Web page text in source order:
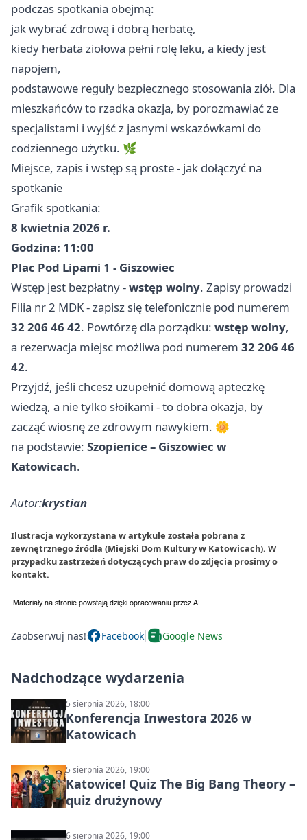
podczas spotkania obejmą:
jak wybrać zdrową i dobrą herbatę,
kiedy herbata ziołowa pełni rolę leku, a kiedy jest
napojem,
podstawowe reguły bezpiecznego stosowania ziół. Dla
mieszkańców to rzadka okazja, by porozmawiać ze
specjalistami i wyjść z jasnymi wskazówkami do
codziennego użytku. 🌿
Miejsce, zapis i wstęp są proste - jak dołączyć na
spotkanie
Grafik spotkania:
8 kwietnia 2026 r.
Godzina: 11:00
Plac Pod Lipami 1 - Giszowiec
Wstęp jest bezpłatny -wstęp wolny. Zapisy prowadzi
Filia nr 2 MDK - zapisz się telefonicznie pod numerem
32 206 46 42. Powtórzę dla porządku: wstęp wolny,
a rezerwacja miejsc możliwa pod numerem 32 206 46
42.
Przyjdź, jeśli chcesz uzupełnić domową apteczkę
wiedzą, a nie tylko słoikami - to dobra okazja, by
zacząć wiosnę ze zdrowym nawykiem. 🌼
na podstawie: Szopienice – Giszowiec w
Katowicach.
Autor:krystian
Ilustracja wykorzystana w artykule została pobrana z
zewnętrznego źródła (Miejski Dom Kultury w Katowicach). W
przypadku zastrzeżeń dotyczących praw do zdjęcia prosimy o
kontakt.
Zaobserwuj nas! Facebook Google News
Nadchodzące wydarzenia
5 sierpnia 2026, 18:00
Konferencja Inwestora 2026 w
Katowicach
5 sierpnia 2026, 19:00
Katowice! Quiz The Big Bang Theory –
quiz drużynowy
6 sierpnia 2026, 19:00